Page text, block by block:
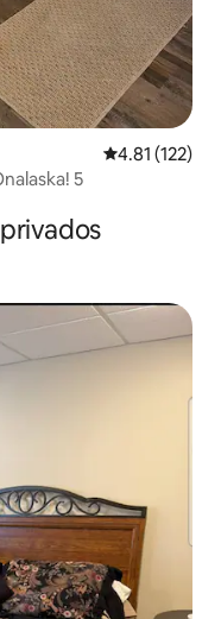
Calificación
4.81 (122)
5